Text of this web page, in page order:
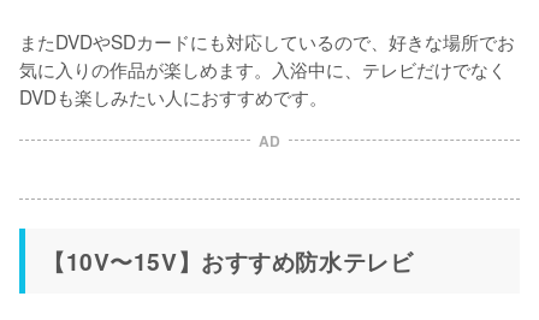
またDVDやSDカードにも対応しているので、好きな場所でお
気に入りの作品が楽しめます。入浴中に、テレビだけでなく
DVDも楽しみたい人におすすめです。
AD
【10V〜15V】おすすめ防水テレビ